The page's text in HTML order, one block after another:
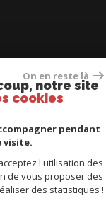
propriétaires
On en reste là
notre site
cookies
pendant
visite.
l'utilisation des
de vous proposer des
des statistiques !